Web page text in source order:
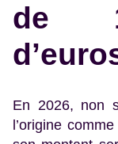
de
En 2026, non
l’origine